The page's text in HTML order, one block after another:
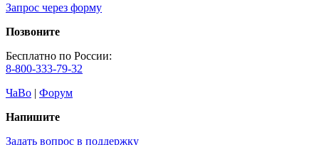
Запрос через форму
Позвоните
Бесплатно по России:
8-800-333-79-32
ЧаВо | Форум
Напишите
Задать вопрос в поддержку